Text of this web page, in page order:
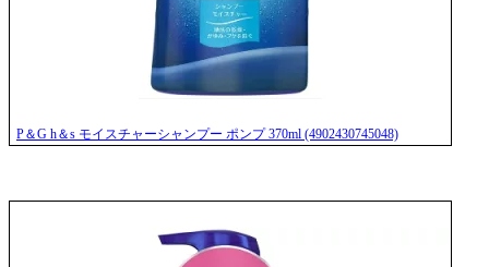
P＆G h＆s モイスチャーシャンプー ポンプ 370ml (4902430745048)